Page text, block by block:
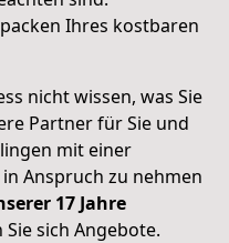
Ihres kostbaren
nicht wissen, was Sie
Partner für Sie und
mit einer
Anspruch zu nehmen
17 Jahre
sich Angebote.